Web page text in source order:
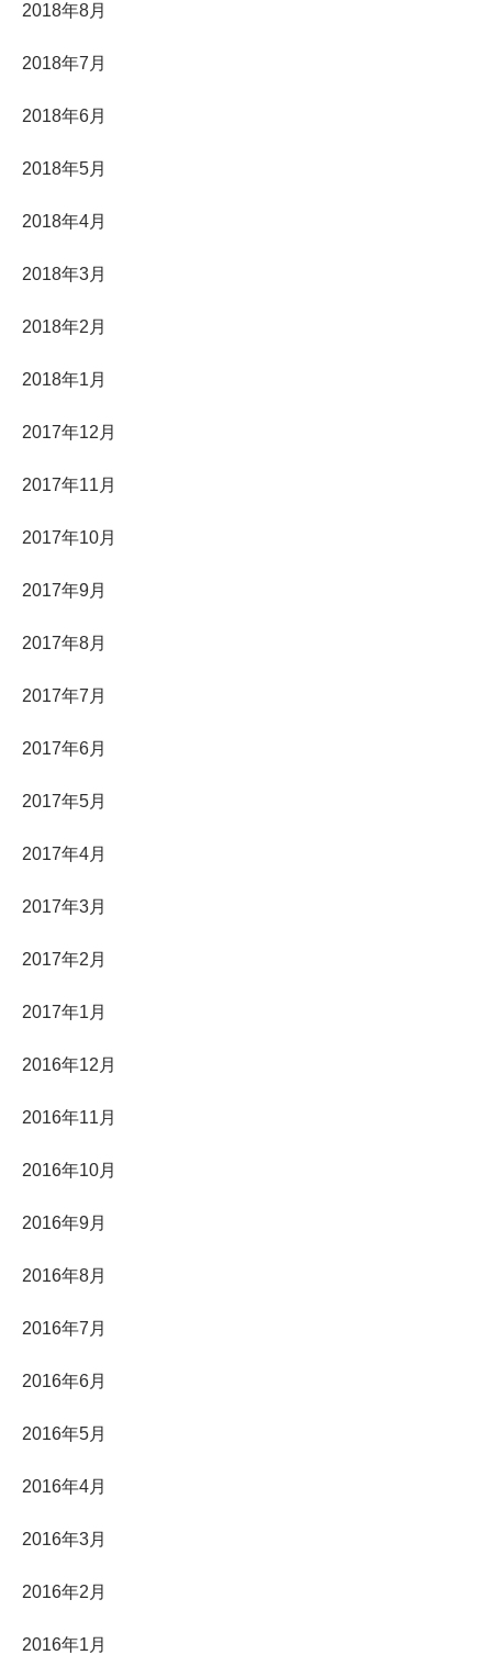
2018年8月
2018年7月
2018年6月
2018年5月
2018年4月
2018年3月
2018年2月
2018年1月
2017年12月
2017年11月
2017年10月
2017年9月
2017年8月
2017年7月
2017年6月
2017年5月
2017年4月
2017年3月
2017年2月
2017年1月
2016年12月
2016年11月
2016年10月
2016年9月
2016年8月
2016年7月
2016年6月
2016年5月
2016年4月
2016年3月
2016年2月
2016年1月